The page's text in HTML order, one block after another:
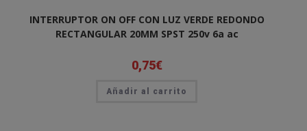
INTERRUPTOR ON OFF CON LUZ VERDE REDONDO
RECTANGULAR 20MM SPST 250v 6a ac
0,75€
Añadir al carrito